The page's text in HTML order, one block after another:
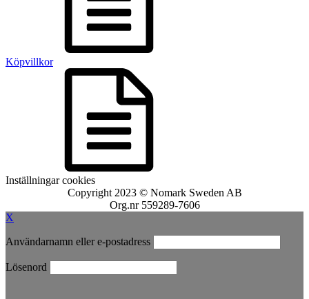
Köpvillkor
Inställningar cookies
Copyright 2023 © Nomark Sweden AB
Org.nr 559289-7606
X
Användarnamn eller e-postadress
Lösenord